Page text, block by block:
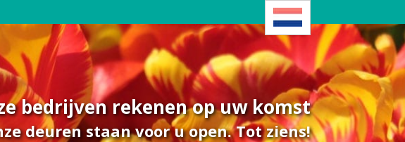
bedrijven rekenen op uw komst
deuren staan voor u open. Tot ziens!